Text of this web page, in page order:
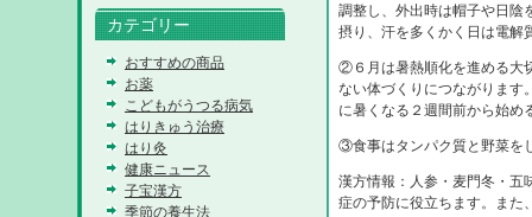
調整し、外出時は帽子や日陰
摂り、汗を多くかく日は電解
②６月は暑熱順化を進める大
ない体づくりにつながります
に暑くなる２週間前から始め
③食事はタンパク質と野菜を
漢方情報：人参・麦門冬・五
症の予防に役立ちます。また
カテゴリー
おすすめの商品
お薬
こどもがうつる病気
はりきゅう治療
はり灸
健康ニュース
子宝漢方
季節の養生法